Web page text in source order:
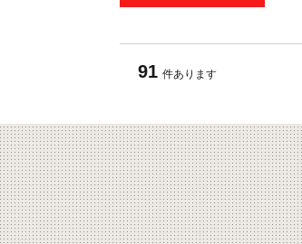
91 件あります